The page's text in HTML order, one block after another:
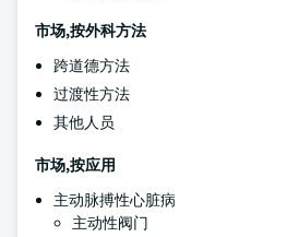
市场,按外科方法
跨道德方法
过渡性方法
其他人员
市场,按应用
主动脉搏性心脏病
主动性阀门